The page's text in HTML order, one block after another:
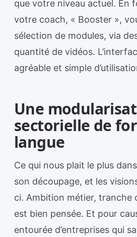
que votre niveau actuel. En
votre coach, « Booster »,
sélection de modules, via
quantité de vidéos.
agréable et simple
Une
sectorielle de
langue
Ce qui nous plait le plus
son découpage, et les
ci. Ambition métier, tranche
est bien pensée. Et pour
entourée d’entreprises qui